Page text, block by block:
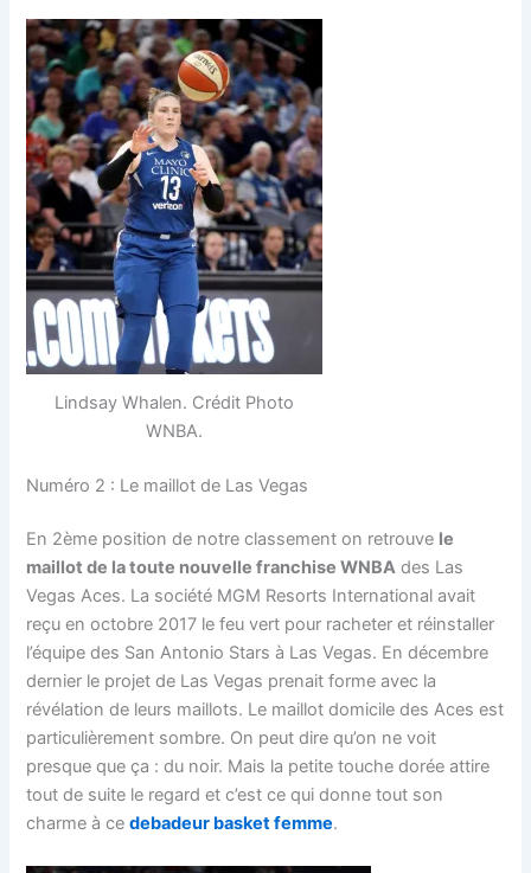
Lindsay Whalen. Crédit Photo
WNBA.
Numéro 2 : Le maillot de Las Vegas
En 2ème position de notre classement on retrouve le
maillot de la toute nouvelle franchise WNBA des Las
Vegas Aces. La société MGM Resorts International avait
reçu en octobre 2017 le feu vert pour racheter et réinstaller
l’équipe des San Antonio Stars à Las Vegas. En décembre
dernier le projet de Las Vegas prenait forme avec la
révélation de leurs maillots. Le maillot domicile des Aces est
particulièrement sombre. On peut dire qu’on ne voit
presque que ça : du noir. Mais la petite touche dorée attire
tout de suite le regard et c’est ce qui donne tout son
charme à cedebadeur basket femme.